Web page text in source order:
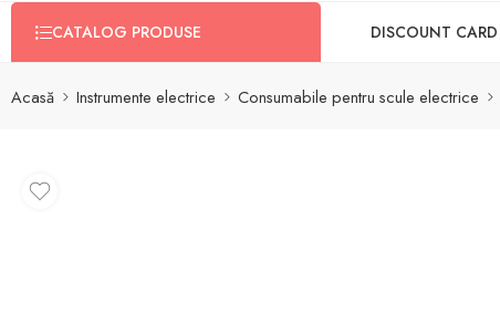
CATALOG PRODUSE DISCOUNT CARD
Acasă Instrumente electrice Consumabile pentru scule electrice